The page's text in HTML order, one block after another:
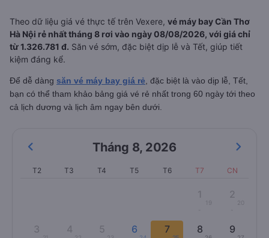
Theo dữ liệu giá vé thực tế trên Vexere, vé máy bay Cần Thơ
Hà Nội rẻ nhất tháng 8 rơi vào ngày 08/08/2026, với giá chỉ
từ 1.326.781 đ. Săn vé sớm, đặc biệt dịp lễ và Tết, giúp tiết
kiệm đáng kể.
Để dễ dàng săn vé máy bay giá rẻ , đặc biệt là vào dịp lễ, Tết,
bạn có thể tham khảo bảng giá vé rẻ nhất trong 60 ngày tới theo
cả lịch dương và lịch âm ngay bên dưới.
Tháng 8, 2026
T2 T3 T4 T5 T6 T7 CN
1
19
2
3 4 5 6 7 8 9